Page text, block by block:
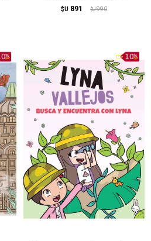
$U 891 $U 990